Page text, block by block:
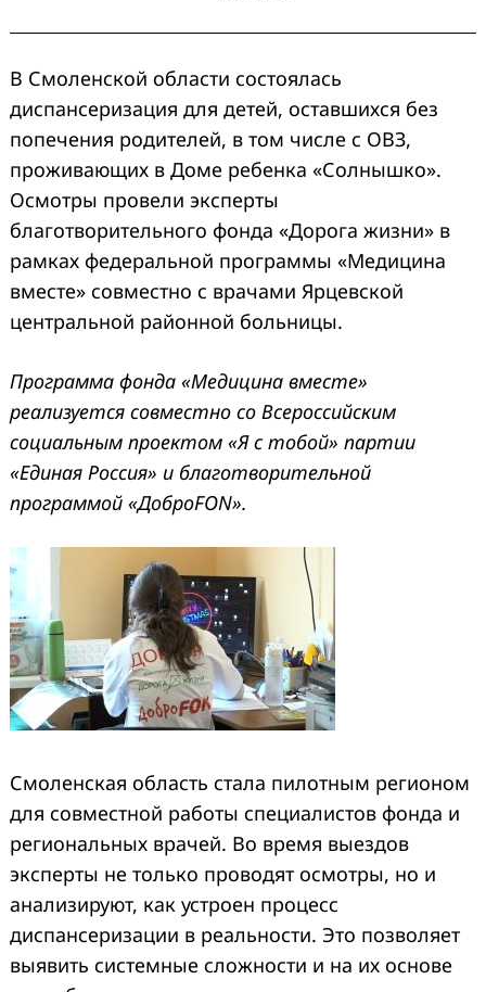
В Смоленской области состоялась
диспансеризация для детей, оставшихся без
попечения родителей, в том числе с ОВЗ,
проживающих в Доме ребенка «Солнышко».
Осмотры провели эксперты
благотворительного фонда «Дорога жизни» в
рамках федеральной программы «Медицина
вместе» совместно с врачами Ярцевской
центральной районной больницы.
Программа фонда «Медицина вместе»
реализуется совместно со Всероссийским
социальным проектом «Я с тобой» партии
«Единая Россия» и благотворительной
программой «ДоброFON».
Смоленская область стала пилотным регионом
для совместной работы специалистов фонда и
региональных врачей. Во время выездов
эксперты не только проводят осмотры, но и
анализируют, как устроен процесс
диспансеризации в реальности. Это позволяет
выявить системные сложности и на их основе